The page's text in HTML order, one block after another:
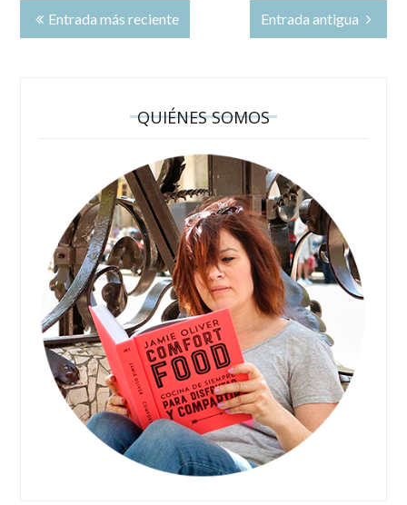
Entrada más reciente Entrada antigua
QUIÉNES SOMOS